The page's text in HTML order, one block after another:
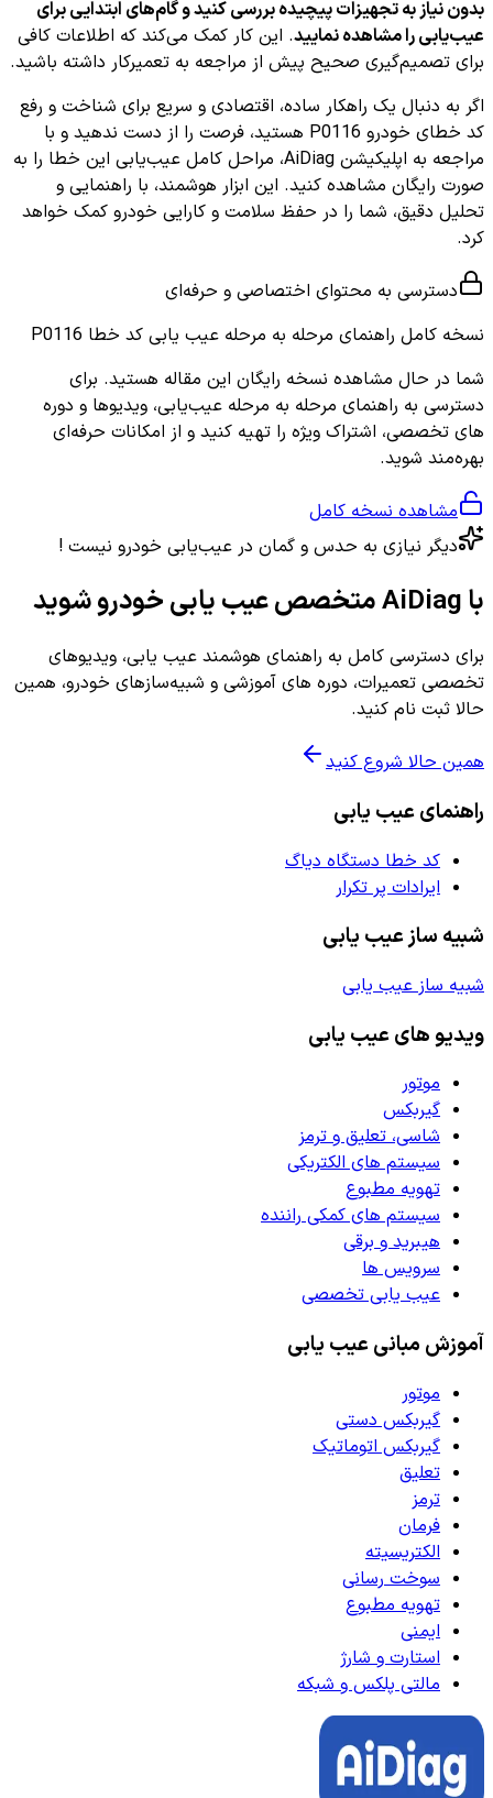
بدون نیاز به تجهیزات پیچیده بررسی کنید و گام‌های ابتدایی برای
عیب‌یابی را مشاهده نمایید. این کار کمک می‌کند که اطلاعات کافی
برای تصمیم‌گیری صحیح پیش از مراجعه به تعمیرکار داشته باشید.
اگر به دنبال یک راهکار ساده، اقتصادی و سریع برای شناخت و رفع
کد خطای خودرو P0116 هستید، فرصت را از دست ندهید و با
مراجعه به اپلیکیشن AiDiag، مراحل کامل عیب‌یابی این خطا را به
صورت رایگان مشاهده کنید. این ابزار هوشمند، با راهنمایی و
تحلیل دقیق، شما را در حفظ سلامت و کارایی خودرو کمک خواهد
کرد.
دسترسی به محتوای اختصاصی و حرفه‌ای
نسخه کامل راهنمای مرحله به مرحله عیب یابی کد خطا P0116
شما در حال مشاهده نسخه رایگان این مقاله هستید. برای
دسترسی به راهنمای مرحله به مرحله عیب‌یابی، ویدیوها و دوره
های تخصصی، اشتراک ویژه را تهیه کنید و از امکانات حرفه‌ای
بهره‌مند شوید.
مشاهده نسخه کامل
دیگر نیازی به حدس و گمان در عیب‌یابی خودرو نیست !
با AiDiag متخصص عیب یابی خودرو شوید
برای دسترسی کامل به راهنمای هوشمند عیب یابی، ویدیوهای
تخصصی تعمیرات، دوره های آموزشی و شبیه‌سازهای خودرو، همین
حالا ثبت نام کنید.
همین حالا شروع کنید
راهنمای عیب یابی
کد خطا دستگاه دیاگ
ایرادات پر تکرار
شبیه ساز عیب یابی
شبیه ساز عیب یابی
ویدیو های عیب یابی
موتور
گیربکس
شاسی، تعلیق و ترمز
سیستم های الکتریکی
تهویه مطبوع
سیستم های کمکی راننده
هیبرید و برقی
سرویس ها
عیب یابی تخصصی
آموزش مبانی عیب یابی
موتور
گیربکس دستی
گیربکس اتوماتیک
تعلیق
ترمز
فرمان
الکتریسیته
سوخت رسانی
تهویه مطبوع
ایمنی
استارت و شارژ
مالتی پلکس و شبکه